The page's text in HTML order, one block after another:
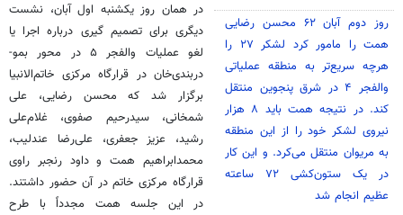
روز دوم آبان ۶۲ محسن رضایی
همت را مامور کرد لشکر ۲۷ را
هرچه سریع‌تر به منطقه عملیاتی
والفجر ۴ در شرق پنجوین منتقل
کند. در نتیجه همت باید ۸ هزار
نیروی لشکر خود را از این منطقه
به مریوان منتقل می‌کرد. و این کار
در یک ستون‌کشی ۷۲ ساعته
عظیم انجام شد
در همان روز یکشنبه اول آبان، نشست
دیگری برای تصمیم گیری درباره اجرا یا
لغو عملیات والفجر ۵ در محور بمو-
دربندی‌خان در قرارگاه مرکزی خاتم‌الانبیا
برگزار شد که محسن رضایی، علی
شمخانی، سیدرحیم صفوی، غلام‌علی
رشید، عزیز جعفری، علی‌رضا عندلیب،
محمدابراهیم همت و داود رنجبر راوی
قرارگاه مرکزی خاتم در آن حضور داشتند.
در این جلسه همت مجدداً با طرح